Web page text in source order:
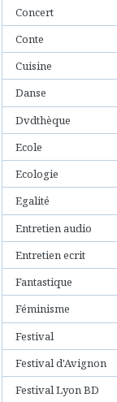
Concert
Conte
Cuisine
Danse
Dvdthèque
Ecole
Ecologie
Egalité
Entretien audio
Entretien ecrit
Fantastique
Féminisme
Festival
Festival d'Avignon
Festival Lyon BD